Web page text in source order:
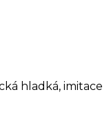
hladká, imitace